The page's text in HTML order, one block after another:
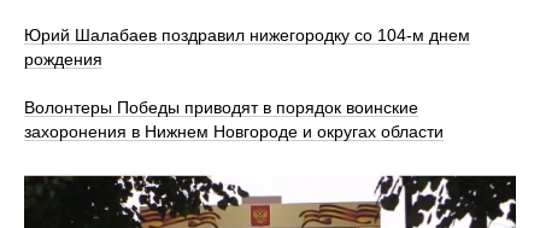
Юрий Шалабаев поздравил нижегородку со 104-м днем
рождения
Волонтеры Победы приводят в порядок воинские
захоронения в Нижнем Новгороде и округах области